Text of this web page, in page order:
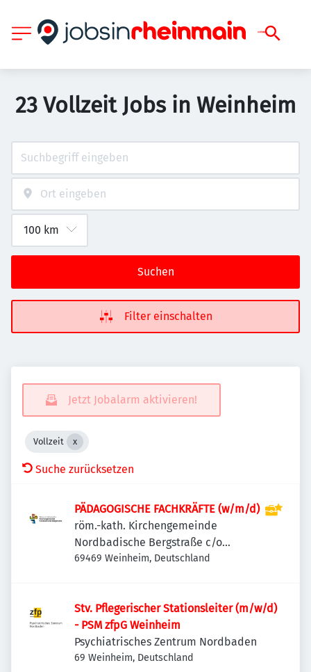
23 Vollzeit Jobs in Weinheim
Suchen
Filter einschalten
Jetzt Jobalarm aktivieren!
Vollzeit
Suche zurücksetzen
PÄDAGOGISCHE FACHKRÄFTE (w/m/d)
röm.-kath. Kirchengemeinde
Nordbadische Bergstraße c/o
Verwaltungszentrum Heidelberg-
69469 Weinheim, Deutschland
Stv. Pflegerischer Stationsleiter (m/w/d)
- PSM zfpG Weinheim
Psychiatrisches Zentrum Nordbaden
69 Weinheim, Deutschland